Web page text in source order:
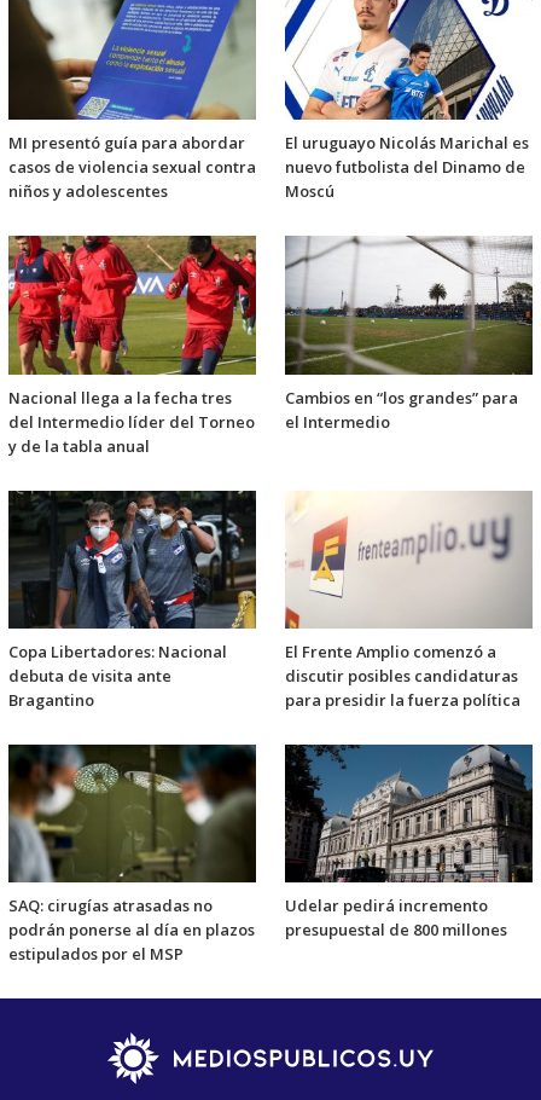
MI presentó guía para abordar
casos de violencia sexual contra
niños y adolescentes
El uruguayo Nicolás Marichal es
nuevo futbolista del Dinamo de
Moscú
Nacional llega a la fecha tres
del Intermedio líder del Torneo
y de la tabla anual
Cambios en “los grandes” para
el Intermedio
Copa Libertadores: Nacional
debuta de visita ante
Bragantino
El Frente Amplio comenzó a
discutir posibles candidaturas
para presidir la fuerza política
SAQ: cirugías atrasadas no
podrán ponerse al día en plazos
estipulados por el MSP
Udelar pedirá incremento
presupuestal de 800 millones